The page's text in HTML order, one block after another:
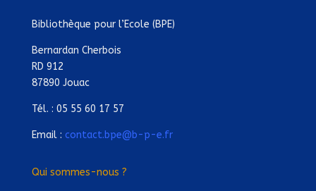
Bibliothèque pour l’Ecole (BPE)
Bernardan Cherbois
RD 912
87890 Jouac
Tél. : 05 55 60 17 57
Email : contact.bpe@b-p-e.fr
Qui sommes-nous ?